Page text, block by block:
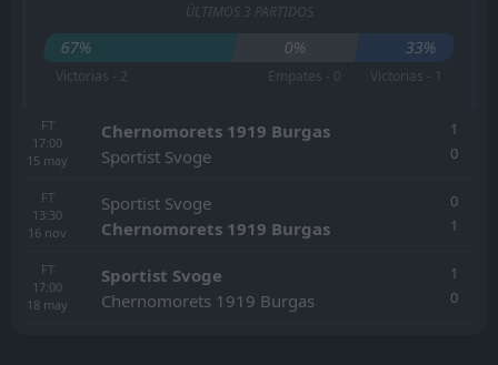
ÚLTIMOS 3 PARTIDOS
67% 0% 33%
Victorias - 2 Empates - 0 Victorias - 1
FT
17:00
15 may
Chernomorets 1919 Burgas
Sportist Svoge
1
0
FT
13:30
16 nov
Sportist Svoge
Chernomorets 1919 Burgas
0
1
FT
17:00
18 may
Sportist Svoge
Chernomorets 1919 Burgas
1
0